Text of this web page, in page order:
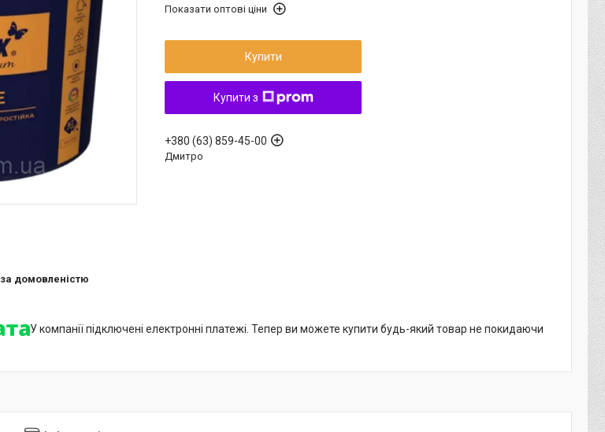
Показати оптові ціни
Купити
Купити з
+380 (63) 859-45-00
Дмитро
за домовленістю
У компанії підключені електронні платежі. Тепер ви можете купити будь-який товар не покидаючи